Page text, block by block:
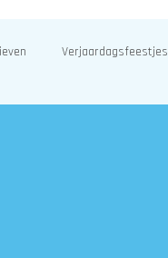
Verjaardagsfeestjes